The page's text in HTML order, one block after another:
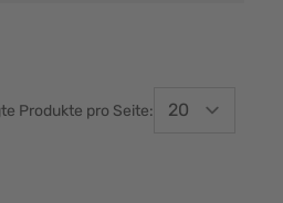
Produkte pro Seite: